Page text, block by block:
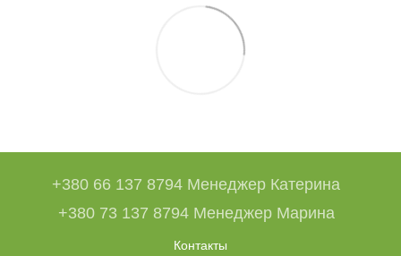
+380 66 137 8794 Менеджер Катерина
+380 73 137 8794 Менеджер Марина
Контакты